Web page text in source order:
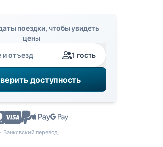
поездки, чтобы увидеть
цены
и отъезд 1 гость
доступность
Банковский перевод